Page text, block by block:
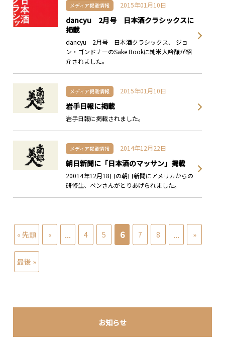
お知らせ
メディア掲載情報 2015年01月10日
dancyu 2月号 日本酒クラシックスに
掲載
dancyu 2月号 日本酒クラシックス、 ジョ
ン・ゴンドナーのSake Bookに純米大吟醸が紹
介されました。
メディア掲載情報 2015年01月10日
岩手日報に掲載
岩手日報に掲載されました。
メディア掲載情報 2014年12月22日
朝日新聞に「日本酒のマッサン」掲載
20014年12月18日の朝日新聞にアメリカからの
研修生、ベンさんがとりあげられました。
« 先頭 « ... 4 5 6 7 8 ... »
最後 »